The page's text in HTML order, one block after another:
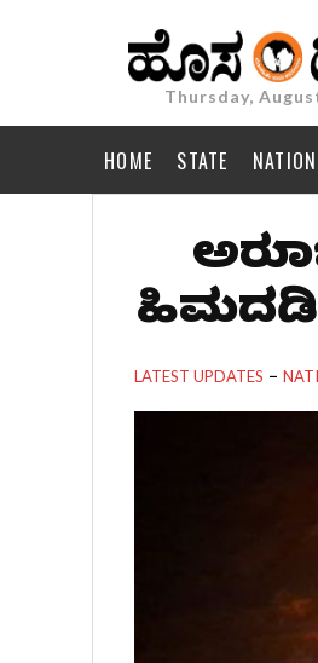
Thursday,
HOME STATE
ಹಿಮದಡಿ
LATEST UPDATES